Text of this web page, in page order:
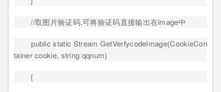
//取图片验证码,可将验证码直接输出在image中
public static Stream GetVerfycodeImage(CookieCon
tainer cookie, string qqnum)
{